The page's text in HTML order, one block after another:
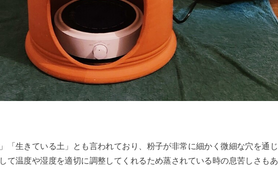
「生きている土」とも言われており、粉子が非常に細かく微細な穴を通じ
て温度や湿度を適切に調整してくれるため蒸されている時の息苦しさもあ